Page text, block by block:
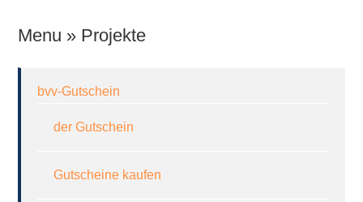
Menu » Projekte
bvv-Gutschein
der Gutschein
Gutscheine kaufen